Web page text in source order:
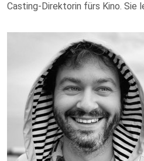
Casting-Direktorin fürs Kino. Sie